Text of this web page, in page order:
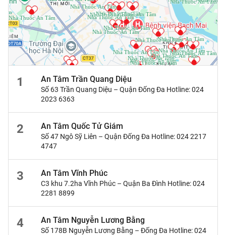
1 An Tâm Trần Quang Diệu
Số 63 Trần Quang Diệu – Quận Đống Đa Hotline: 024
2023 6363
2 An Tâm Quốc Tử Giám
Số 47 Ngô Sỹ Liên – Quận Đống Đa Hotline: 024 2217
4747
3 An Tâm Vĩnh Phúc
C3 khu 7.2ha Vĩnh Phúc – Quận Ba Đình Hotline: 024
2281 8899
4 An Tâm Nguyễn Lương Bằng
Số 178B Nguyễn Lương Bằng – Đống Đa Hotline: 024